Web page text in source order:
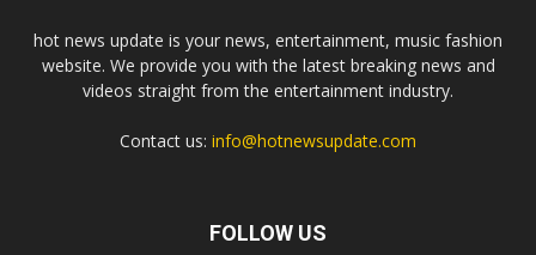
hot news update is your news, entertainment, music fashion
website. We provide you with the latest breaking news and
videos straight from the entertainment industry.
Contact us: info@hotnewsupdate.com
FOLLOW US